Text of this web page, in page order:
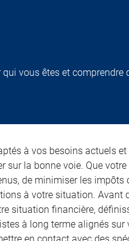
vous êtes et comprendre
à vos besoins actuels et
sur la bonne voie. Que
de minimiser les impôts
à votre situation. Avant
situation financière,
à long terme alignés sur